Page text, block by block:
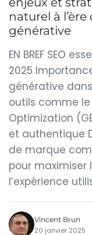
naturel à
générative
EN BREF SEO
2025
générative
outils comme
Optimization
et authentique
de marque
pour maximiser
l’expérience
Vincent Brun
20 janvier 2025